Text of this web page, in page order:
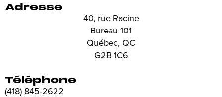
Adresse
40, rue Racine
Bureau 101
Québec, QC
G2B 1C6
Téléphone
(418) 845-2622